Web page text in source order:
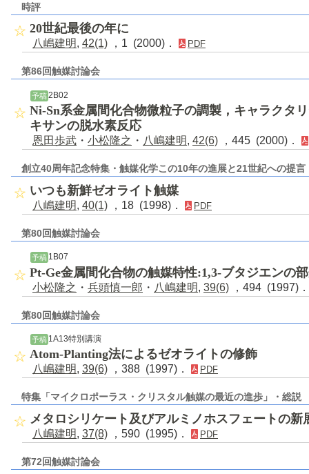
時評
20世紀最後の年に
八嶋建明, 42(1) ，1 (2000)． PDF
第86回触媒討論会
予稿2B02
Ni-Sn系金属間化合物微粒子の調製，キャラクタ
キサンの脱水素反応
恩田歩武 ・ 小松隆之 ・ 八嶋建明, 42(6) ，445 (2000)．
創立40周年記念特集・触媒化学この10年の進展と21世紀への提言
いつも新鮮ゼオライト触媒
八嶋建明, 40(1) ，18 (1998)． PDF
第80回触媒討論会
予稿 1B07
Pt-Ge金属間化合物の触媒特性:1,3-ブタジエンの
小松隆之 ・ 兵頭慎一郎 ・ 八嶋建明, 39(6) ，494 (1997)
第80回触媒討論会
予稿 1A13特別講演
Atom-Planting法によるゼオライトの修飾
八嶋建明, 39(6) ，388 (1997)． PDF
特集「マイクロポーラス・クリスタル触媒の最近の進歩」・総説
メタロシリケート及びアルミノホスフェートの新
八嶋建明, 37(8) ，590 (1995)． PDF
第72回触媒討論会